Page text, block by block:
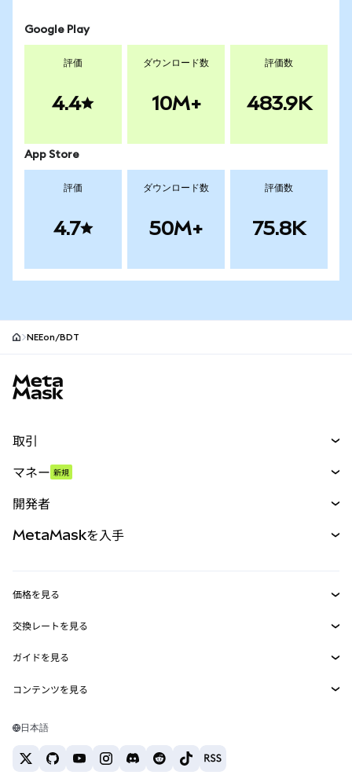
Google Play
評価
4.4
ダウンロード数
10M+
評価数
483.9K
App Store
評価
4.7
ダウンロード数
50M+
評価数
75.8K
NEEon/BDT
取引
パーペチュアル
RWA
マネー 新規
開発者
MetaMask Connect
Snaps
Web3サービス
MetaMaskを入手
セキュリティ
サポート
キャリア
お問い合わせ
価格を見る
イーサリアムの価格
Solanaの価格
Tetherの価格
交換レートを見る
ETH→USD
USDT→INR
BTC→INR
ETH→USDT
ガイドを見る
ETHの購入
USDTの購入
コンテンツを見る
Solanaウォレット
日本語